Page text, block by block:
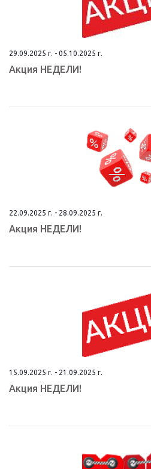
29.09.2025 г. - 05.10.2025 г.
Aкция НEДЕЛИ!
22.09.2025 г. - 28.09.2025 г.
Aкция НEДЕЛИ!
15.09.2025 г. - 21.09.2025 г.
Aкция НEДЕЛИ!